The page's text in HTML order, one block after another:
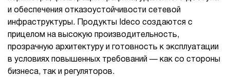
Вендоры
Партнерам
События
и обеспечения отказоустойчивости сетевой
инфраструктуры. Продукты Ideco создаются с
прицелом на высокую производительность,
прозрачную архитектуру и готовность к эксплуатации
в условиях повышенных требований — как со стороны
бизнеса, так и регуляторов.